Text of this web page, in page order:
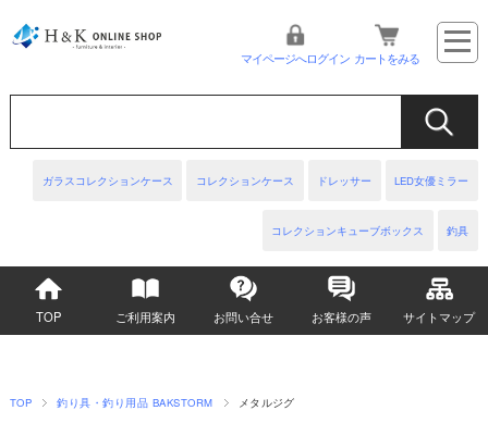
ガラスコレクションケース コレクションケース ドレッサー LED女優ミラー
コレクションキューブボックス 釣具
マイページへログイン カートをみる
TOP ご利用案内 お問い合せ お客様の声 サイトマップ
TOP 釣り具・釣り用品 BAKSTORM メタルジグ